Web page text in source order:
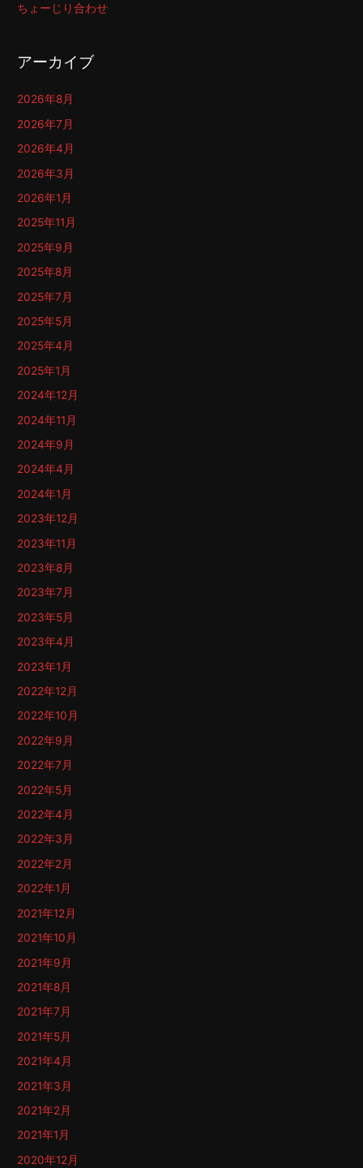
ちょーじり合わせ
アーカイブ
2026年8月
2026年7月
2026年4月
2026年3月
2026年1月
2025年11月
2025年9月
2025年8月
2025年7月
2025年5月
2025年4月
2025年1月
2024年12月
2024年11月
2024年9月
2024年4月
2024年1月
2023年12月
2023年11月
2023年8月
2023年7月
2023年5月
2023年4月
2023年1月
2022年12月
2022年10月
2022年9月
2022年7月
2022年5月
2022年4月
2022年3月
2022年2月
2022年1月
2021年12月
2021年10月
2021年9月
2021年8月
2021年7月
2021年5月
2021年4月
2021年3月
2021年2月
2021年1月
2020年12月